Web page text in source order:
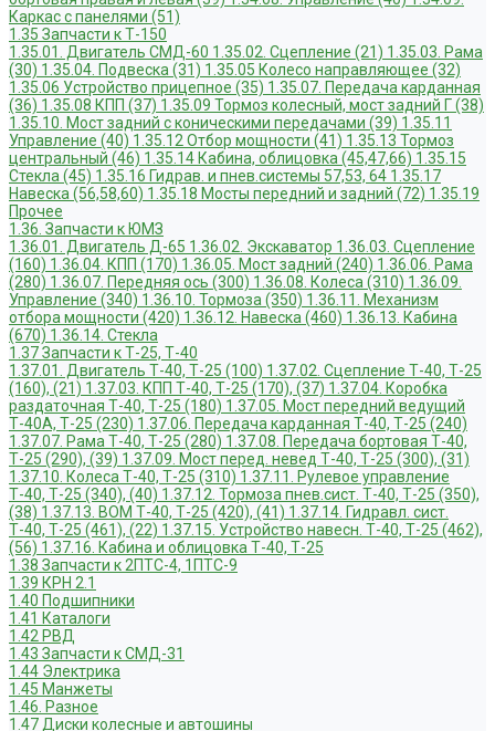
Каркас с панелями (51)
1.35 Запчасти к Т-150
1.35.01. Двигатель СМД-60 1.35.02. Сцепление (21) 1.35.03. Рама
(30) 1.35.04. Подвеска (31) 1.35.05 Колесо направляющее (32)
1.35.06 Устройство прицепное (35) 1.35.07. Передача карданная
(36) 1.35.08 КПП (37) 1.35.09 Тормоз колесный, мост задний Г (38)
1.35.10. Мост задний с коническими передачами (39) 1.35.11
Управление (40) 1.35.12 Отбор мощности (41) 1.35.13 Тормоз
центральный (46) 1.35.14 Кабина, облицовка (45,47,66) 1.35.15
Стекла (45) 1.35.16 Гидрав. и пнев.системы 57,53, 64 1.35.17
Навеска (56,58,60) 1.35.18 Мосты передний и задний (72) 1.35.19
Прочее
1.36. Запчасти к ЮМЗ
1.36.01. Двигатель Д-65 1.36.02. Экскаватор 1.36.03. Сцепление
(160) 1.36.04. КПП (170) 1.36.05. Мост задний (240) 1.36.06. Рама
(280) 1.36.07. Передняя ось (300) 1.36.08. Колеса (310) 1.36.09.
Управление (340) 1.36.10. Тормоза (350) 1.36.11. Механизм
отбора мощности (420) 1.36.12. Навеска (460) 1.36.13. Кабина
(670) 1.36.14. Стекла
1.37 Запчасти к Т-25, Т-40
1.37.01. Двигатель Т-40, Т-25 (100) 1.37.02. Сцепление Т-40, Т-25
(160), (21) 1.37.03. КПП Т-40, Т-25 (170), (37) 1.37.04. Коробка
раздаточная Т-40, Т-25 (180) 1.37.05. Мост передний ведущий
Т-40А, Т-25 (230) 1.37.06. Передача карданная Т-40, Т-25 (240)
1.37.07. Рама Т-40, Т-25 (280) 1.37.08. Передача бортовая Т-40,
Т-25 (290), (39) 1.37.09. Мост перед. невед Т-40, Т-25 (300), (31)
1.37.10. Колеса Т-40, Т-25 (310) 1.37.11. Рулевое управление
Т-40, Т-25 (340), (40) 1.37.12. Тормоза пнев.сист. Т-40, Т-25 (350),
(38) 1.37.13. ВОМ Т-40, Т-25 (420), (41) 1.37.14. Гидравл. сист.
Т-40, Т-25 (461), (22) 1.37.15. Устройство навесн. Т-40, Т-25 (462),
(56) 1.37.16. Кабина и облицовка Т-40, Т-25
1.38 Запчасти к 2ПТС-4, 1ПТС-9
1.39 КРН 2.1
1.40 Подшипники
1.41 Каталоги
1.42 РВД
1.43 Запчасти к СМД-31
1.44 Электрика
1.45 Манжеты
1.46. Разное
1.47 Диски колесные и автошины